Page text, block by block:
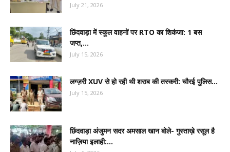
July 21, 2026
छिंदवाड़ा में स्कूल वाहनों पर RTO का शिकंजा: 1 बस
जप्त,...
July 15, 2026
लग्ज़री XUV से हो रही थी शराब की तस्करी: चौरई पुलिस...
July 15, 2026
छिंदवाड़ा अंजुमन सदर अमसाल खान बोले- गुस्ताख़े रसूल है
नाज़िया इलाही:...